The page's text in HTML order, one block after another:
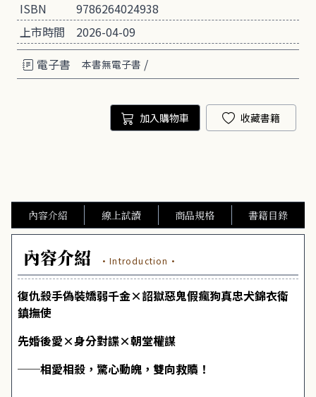
ISBN
9786264024938
上市時間
2026-04-09
電子書
本書無電子書 /
加入購物車 收藏書籍
內容介紹 線上試讀 商品規格 書籍目錄
內容介紹 ·Introduction·
復仇殺手偽裝嬌弱千金×詔獄惡鬼假瘋狗真忠犬錦衣衛
鎮撫使
先婚後愛×身分對諜×朝堂權謀
──相愛相殺，驚心動魄，雙向救贖！